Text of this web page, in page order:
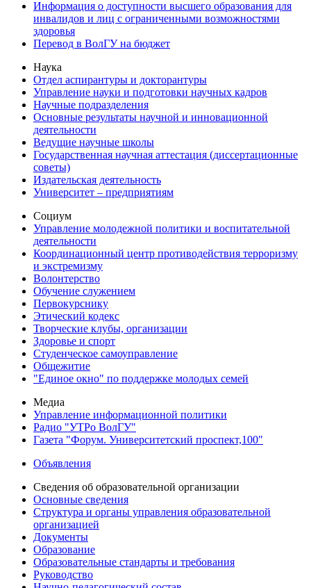
Информация о доступности высшего образования для
инвалидов и лиц с ограниченными возможностями
здоровья
Перевод в ВолГУ на бюджет
Наука
Отдел аспирантуры и докторантуры
Управление науки и подготовки научных кадров
Научные подразделения
Основные результаты научной и инновационной
деятельности
Ведущие научные школы
Государственная научная аттестация (диссертационные
советы)
Издательская деятельность
Университет – предприятиям
Социум
Управление молодежной политики и воспитательной
деятельности
Координационный центр противодействия терроризму
и экстремизму
Волонтерство
Обучение служением
Первокурснику
Этический кодекс
Творческие клубы, организации
Здоровье и спорт
Студенческое самоуправление
Общежитие
"Единое окно" по поддержке молодых семей
Медиа
Управление информационной политики
Радио "УТРо ВолГУ"
Газета "Форум. Университетский проспект,100"
Объявления
Сведения об образовательной организации
Основные сведения
Структура и органы управления образовательной
организацией
Документы
Образование
Образовательные стандарты и требования
Руководство